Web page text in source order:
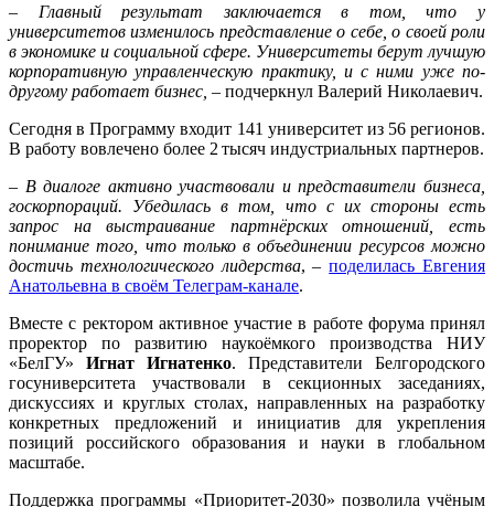
– Главный результат заключается в том, что у
университетов изменилось представление о себе, о своей роли
в экономике и социальной сфере. Университеты берут лучшую
корпоративную управленческую практику, и с ними уже по-
другому работает бизнес, – подчеркнул Валерий Николаевич.
Сегодня в Программу входит 141 университет из 56 регионов.
В работу вовлечено более 2 тысяч индустриальных партнеров.
– В диалоге активно участвовали и представители бизнеса,
госкорпораций. Убедилась в том, что с их стороны есть
запрос на выстраивание партнёрских отношений, есть
понимание того, что только в объединении ресурсов можно
достичь технологического лидерства, –поделилась Евгения
Анатольевна в своём Телеграм-канале.
Вместе с ректором активное участие в работе форума принял
проректор по развитию наукоёмкого производства НИУ
«БелГУ» Игнат Игнатенко. Представители Белгородского
госуниверситета участвовали в секционных заседаниях,
дискуссиях и круглых столах, направленных на разработку
конкретных предложений и инициатив для укрепления
позиций российского образования и науки в глобальном
масштабе.
Поддержка программы «Приоритет-2030» позволила учёным